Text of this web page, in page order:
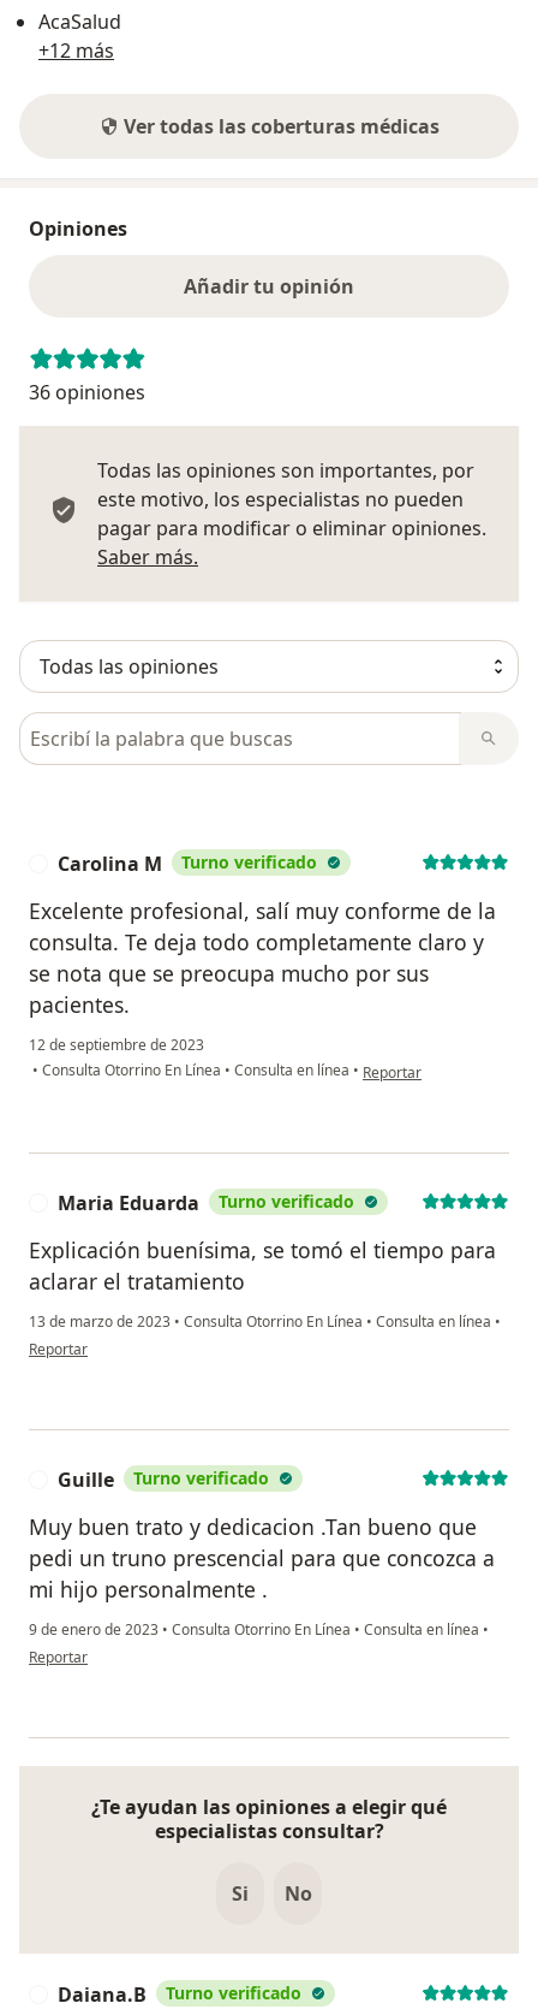
AcaSalud
+12 más
Ver todas las coberturas médicas
Opiniones
Añadir tu opinión
36 opiniones
Todas las opiniones son importantes, por
este motivo, los especialistas no pueden
pagar para modificar o eliminar opiniones.
Saber más.
Busca en opiniones
Carolina M Turno verificado
Excelente profesional, salí muy conforme de la
consulta. Te deja todo completamente claro y
se nota que se preocupa mucho por sus
pacientes.
12 de septiembre de 2023
• Consulta Otorrino En Línea • Consulta en línea • en opinión del usuario
Reportar
Maria Eduarda Turno verificado
Explicación buenísima, se tomó el tiempo para
aclarar el tratamiento
13 de marzo de 2023 • Consulta Otorrino En Línea • Consulta en línea •
en opinión del usuario Maria Eduarda
Reportar
Guille Turno verificado
Muy buen trato y dedicacion .Tan bueno que
pedi un truno prescencial para que concozca a
mi hijo personalmente .
9 de enero de 2023 • Consulta Otorrino En Línea • Consulta en línea •
en opinión del usuario Guille
Reportar
¿Te ayudan las opiniones a elegir qué
especialistas consultar?
Si No
Daiana.B Turno verificado